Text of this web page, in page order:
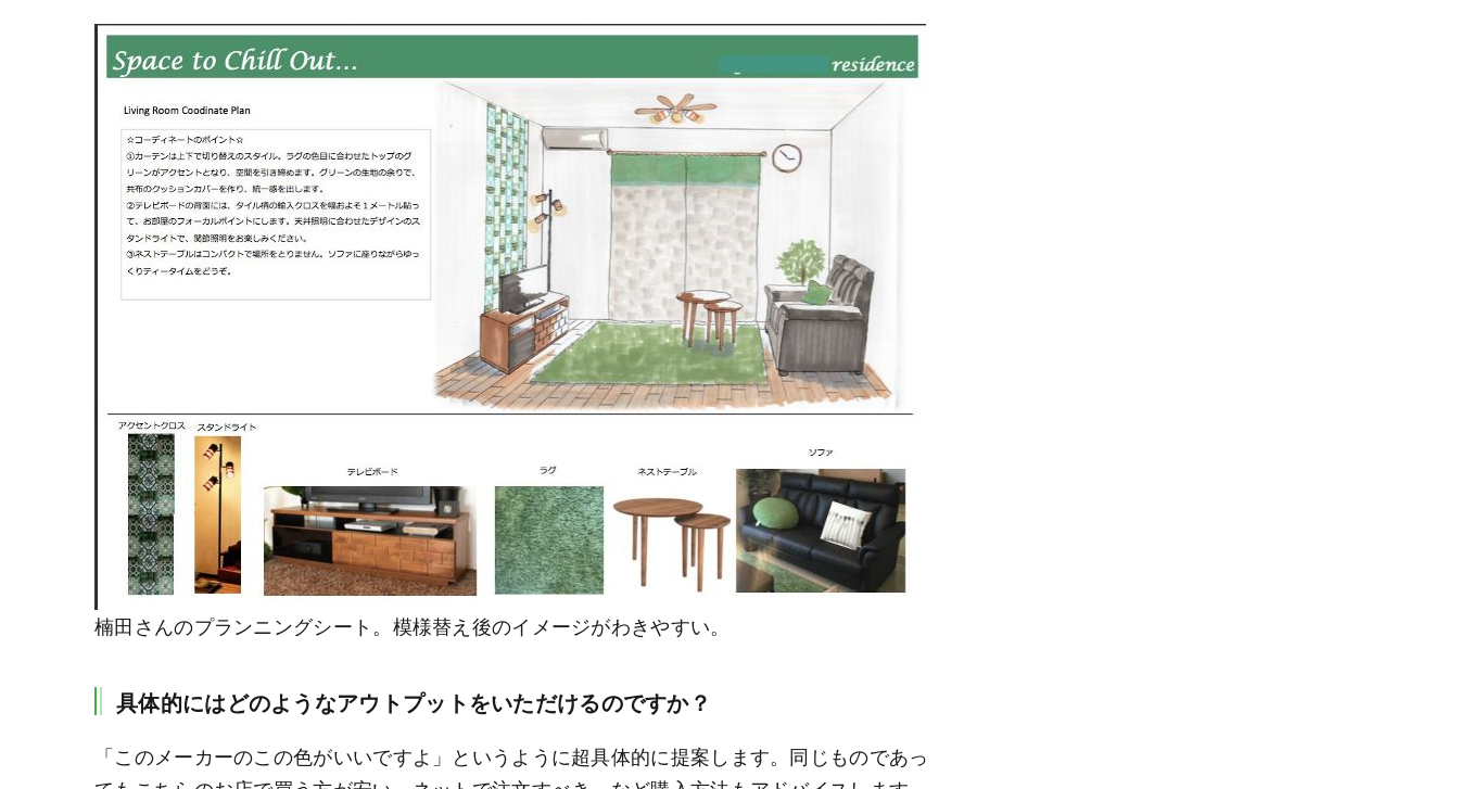
楠田さんのプランニングシート。模様替え後のイメージがわきやすい。
具体的にはどのようなアウトプットをいただけるのですか？
「このメーカーのこの色がいいですよ」というように超具体的に提案します。同じものであっ